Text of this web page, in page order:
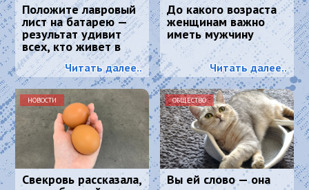
Положите лавровый
лист на батарею —
результат удивит
всех, кто живет в
квартире
Читать далее..
До какого возраста
женщинам важно
иметь мужчину
Читать далее..
НОВОСТИ
Свекровь рассказала,
ОБЩЕСТВО
Вы ей слово — она